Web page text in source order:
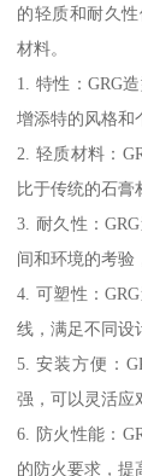
的轻质和耐久
材料。
1. 特性：GRG
增添特的风格和
2. 轻质材料：
比于传统的石膏
3. 耐久性：
间和环境的考验
4. 可塑性：
线，满足不同设
5. 安装方便：
强，可以灵活应
6. 防火性能：
的防火要求，提